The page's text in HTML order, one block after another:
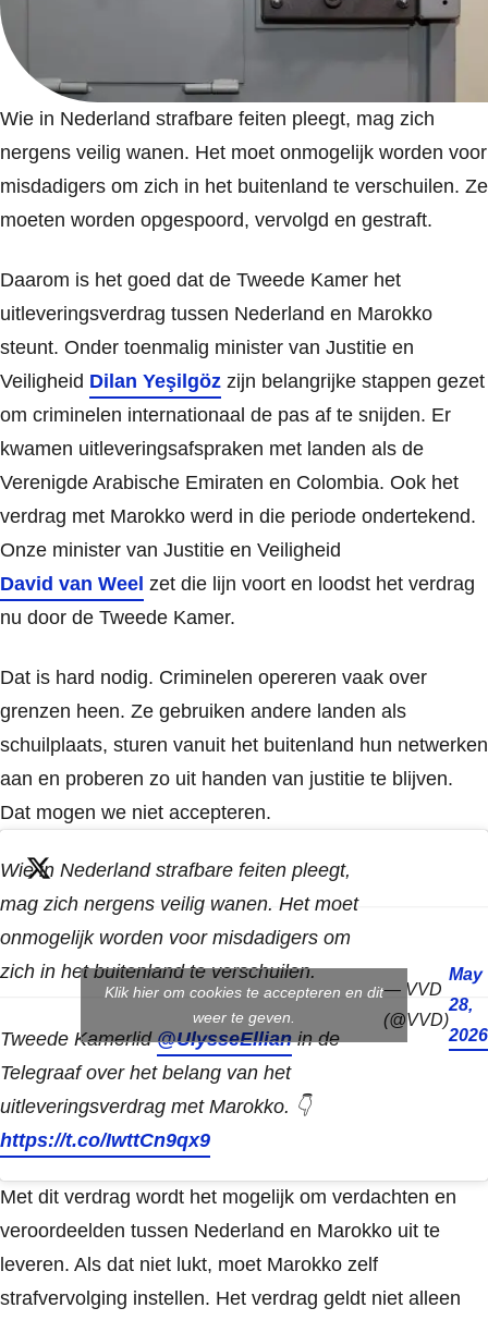
Wie in Nederland strafbare feiten pleegt, mag zich
nergens veilig wanen. Het moet onmogelijk worden voor
misdadigers om zich in het buitenland te verschuilen. Ze
moeten worden opgespoord, vervolgd en gestraft.
Daarom is het goed dat de Tweede Kamer het
uitleveringsverdrag tussen Nederland en Marokko
steunt. Onder toenmalig minister van Justitie en
Veiligheid Dilan Yeşilgöz zijn belangrijke stappen gezet
om criminelen internationaal de pas af te snijden. Er
kwamen uitleveringsafspraken met landen als de
Verenigde Arabische Emiraten en Colombia. Ook het
verdrag met Marokko werd in die periode ondertekend.
Onze minister van Justitie en Veiligheid
David van Weel zet die lijn voort en loodst het verdrag
nu door de Tweede Kamer.
Dat is hard nodig. Criminelen opereren vaak over
grenzen heen. Ze gebruiken andere landen als
schuilplaats, sturen vanuit het buitenland hun netwerken
aan en proberen zo uit handen van justitie te blijven.
Dat mogen we niet accepteren.
Wie in Nederland strafbare feiten pleegt,
mag zich nergens veilig wanen. Het moet
onmogelijk worden voor misdadigers om
zich in het buitenland te verschuilen.
Tweede Kamerlid@UlysseEllianin de
Telegraaf over het belang van het
uitleveringsverdrag met Marokko. 👇
https://t.co/IwttCn9qx9
— VVD
(@VVD)
May
28,
2026
Klik hier om cookies te accepteren en dit
weer te geven.
Met dit verdrag wordt het mogelijk om verdachten en
veroordeelden tussen Nederland en Marokko uit te
leveren. Als dat niet lukt, moet Marokko zelf
strafvervolging instellen. Het verdrag geldt niet alleen